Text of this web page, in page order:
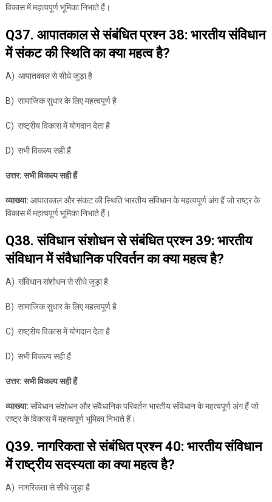
विकास में महत्वपूर्ण भूमिका निभाते हैं।
Q37. आपातकाल से संबंधित प्रश्न 38: भारतीय संविधान
में संकट की स्थिति का क्या महत्व है?
A) आपातकाल से सीधे जुड़ा है
B) सामाजिक सुधार के लिए महत्वपूर्ण है
C) राष्ट्रीय विकास में योगदान देता है
D) सभी विकल्प सही हैं
उत्तर: सभी विकल्प सही हैं
व्याख्या: आपातकाल और संकट की स्थिति भारतीय संविधान के महत्वपूर्ण अंग हैं जो राष्ट्र के
विकास में महत्वपूर्ण भूमिका निभाते हैं।
Q38. संविधान संशोधन से संबंधित प्रश्न 39: भारतीय
संविधान में संवैधानिक परिवर्तन का क्या महत्व है?
A) संविधान संशोधन से सीधे जुड़ा है
B) सामाजिक सुधार के लिए महत्वपूर्ण है
C) राष्ट्रीय विकास में योगदान देता है
D) सभी विकल्प सही हैं
उत्तर: सभी विकल्प सही हैं
व्याख्या: संविधान संशोधन और संवैधानिक परिवर्तन भारतीय संविधान के महत्वपूर्ण अंग हैं जो
राष्ट्र के विकास में महत्वपूर्ण भूमिका निभाते हैं।
Q39. नागरिकता से संबंधित प्रश्न 40: भारतीय संविधान
में राष्ट्रीय सदस्यता का क्या महत्व है?
A) नागरिकता से सीधे जुड़ा है